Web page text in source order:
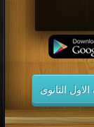
الثانوى